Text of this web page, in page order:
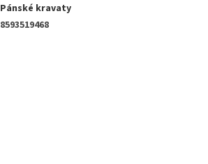
Pánské kravaty
8593519468